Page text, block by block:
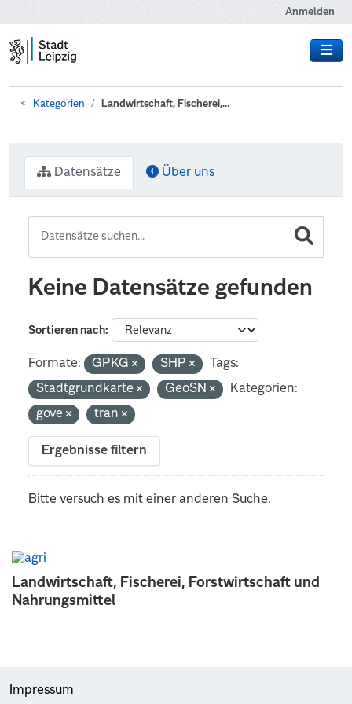
Anmelden
Kategorien Landwirtschaft, Fischerei,...
Landwirtschaft, Fischerei, Forstwirtschaft und
Nahrungsmittel
Datensätze Über uns
Keine Datensätze gefunden
Sortieren nach
Formate: GPKG SHP
Tags:
Stadtgrundkarte
GeoSN
Kategorien:
gove
tran
Ergebnisse filtern
Bitte versuch es mit einer anderen Suche.
Impressum